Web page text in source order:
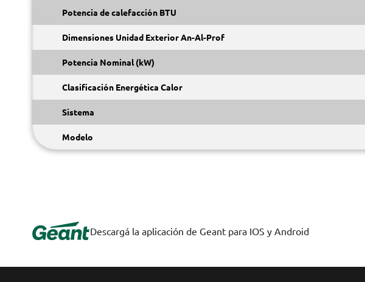
Potencia de calefacción BTU
Dimensiones Unidad Exterior An-Al-Prof
Potencia Nominal (kW)
Clasificación Energética Calor
Sistema
Modelo
Descargá la aplicación de Geant para IOS y Android